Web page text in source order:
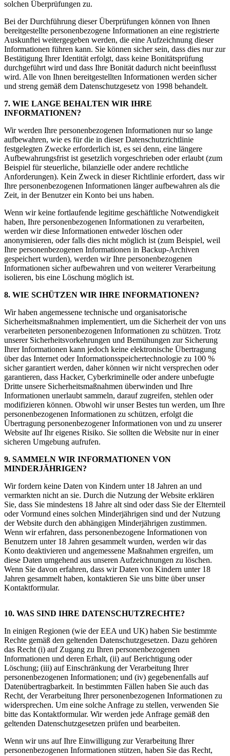
solchen Überprüfungen zu.
Bei der Durchführung dieser Überprüfungen können von Ihnen
bereitgestellte personenbezogene Informationen an eine registrierte
Auskunftei weitergegeben werden, die eine Aufzeichnung dieser
Informationen führen kann. Sie können sicher sein, dass dies nur zur
Bestätigung Ihrer Identität erfolgt, dass keine Bonitätsprüfung
durchgeführt wird und dass Ihre Bonität dadurch nicht beeinflusst
wird. Alle von Ihnen bereitgestellten Informationen werden sicher
und streng gemäß dem Datenschutzgesetz von 1998 behandelt.
7. WIE LANGE BEHALTEN WIR IHRE
INFORMATIONEN?
Wir werden Ihre personenbezogenen Informationen nur so lange
aufbewahren, wie es für die in dieser Datenschutzrichtlinie
festgelegten Zwecke erforderlich ist, es sei denn, eine längere
Aufbewahrungsfrist ist gesetzlich vorgeschrieben oder erlaubt (zum
Beispiel für steuerliche, bilanzielle oder andere rechtliche
Anforderungen). Kein Zweck in dieser Richtlinie erfordert, dass wir
Ihre personenbezogenen Informationen länger aufbewahren als die
Zeit, in der Benutzer ein Konto bei uns haben.
Wenn wir keine fortlaufende legitime geschäftliche Notwendigkeit
haben, Ihre personenbezogenen Informationen zu verarbeiten,
werden wir diese Informationen entweder löschen oder
anonymisieren, oder falls dies nicht möglich ist (zum Beispiel, weil
Ihre personenbezogenen Informationen in Backup-Archiven
gespeichert wurden), werden wir Ihre personenbezogenen
Informationen sicher aufbewahren und von weiterer Verarbeitung
isolieren, bis eine Löschung möglich ist.
8. WIE SCHÜTZEN WIR IHRE INFORMATIONEN?
Wir haben angemessene technische und organisatorische
Sicherheitsmaßnahmen implementiert, um die Sicherheit der von uns
verarbeiteten personenbezogenen Informationen zu schützen. Trotz
unserer Sicherheitsvorkehrungen und Bemühungen zur Sicherung
Ihrer Informationen kann jedoch keine elektronische Übertragung
über das Internet oder Informationsspeichertechnologie zu 100 %
sicher garantiert werden, daher können wir nicht versprechen oder
garantieren, dass Hacker, Cyberkriminelle oder andere unbefugte
Dritte unsere Sicherheitsmaßnahmen überwinden und Ihre
Informationen unerlaubt sammeln, darauf zugreifen, stehlen oder
modifizieren können. Obwohl wir unser Bestes tun werden, um Ihre
personenbezogenen Informationen zu schützen, erfolgt die
Übertragung personenbezogener Informationen von und zu unserer
Website auf Ihr eigenes Risiko. Sie sollten die Website nur in einer
sicheren Umgebung aufrufen.
9. SAMMELN WIR INFORMATIONEN VON
MINDERJÄHRIGEN?
Wir fordern keine Daten von Kindern unter 18 Jahren an und
vermarkten nicht an sie. Durch die Nutzung der Website erklären
Sie, dass Sie mindestens 18 Jahre alt sind oder dass Sie der Elternteil
oder Vormund eines solchen Minderjährigen sind und der Nutzung
der Website durch den abhängigen Minderjährigen zustimmen.
Wenn wir erfahren, dass personenbezogene Informationen von
Benutzern unter 18 Jahren gesammelt wurden, werden wir das
Konto deaktivieren und angemessene Maßnahmen ergreifen, um
diese Daten umgehend aus unseren Aufzeichnungen zu löschen.
Wenn Sie davon erfahren, dass wir Daten von Kindern unter 18
Jahren gesammelt haben, kontaktieren Sie uns bitte über unser
Kontaktformular.
10. WAS SIND IHRE DATENSCHUTZRECHTE?
In einigen Regionen (wie der EEA und UK) haben Sie bestimmte
Rechte gemäß den geltenden Datenschutzgesetzen. Dazu gehören
das Recht (i) auf Zugang zu Ihren personenbezogenen
Informationen und deren Erhalt, (ii) auf Berichtigung oder
Löschung; (iii) auf Einschränkung der Verarbeitung Ihrer
personenbezogenen Informationen; und (iv) gegebenenfalls auf
Datenübertragbarkeit. In bestimmten Fällen haben Sie auch das
Recht, der Verarbeitung Ihrer personenbezogenen Informationen zu
widersprechen. Um eine solche Anfrage zu stellen, verwenden Sie
bitte das Kontaktformular. Wir werden jede Anfrage gemäß den
geltenden Datenschutzgesetzen prüfen und bearbeiten.
Wenn wir uns auf Ihre Einwilligung zur Verarbeitung Ihrer
personenbezogenen Informationen stützen, haben Sie das Recht,